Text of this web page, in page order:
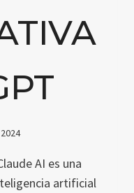
AI es una
artificial